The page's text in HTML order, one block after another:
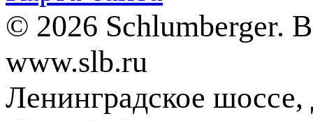
© 2026 Schlumberger.
www.slb.ru
Ленинградское